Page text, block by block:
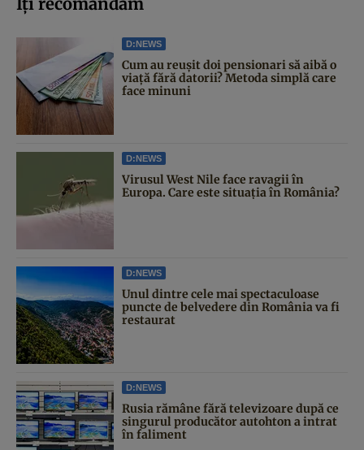
D:NEWS
Cum au reușit doi pensionari să aibă o
viață fără datorii? Metoda simplă care
face minuni
D:NEWS
Virusul West Nile face ravagii în
Europa. Care este situația în România?
D:NEWS
Unul dintre cele mai spectaculoase
puncte de belvedere din România va fi
restaurat
D:NEWS
Rusia rămâne fără televizoare după ce
singurul producător autohton a intrat
în faliment